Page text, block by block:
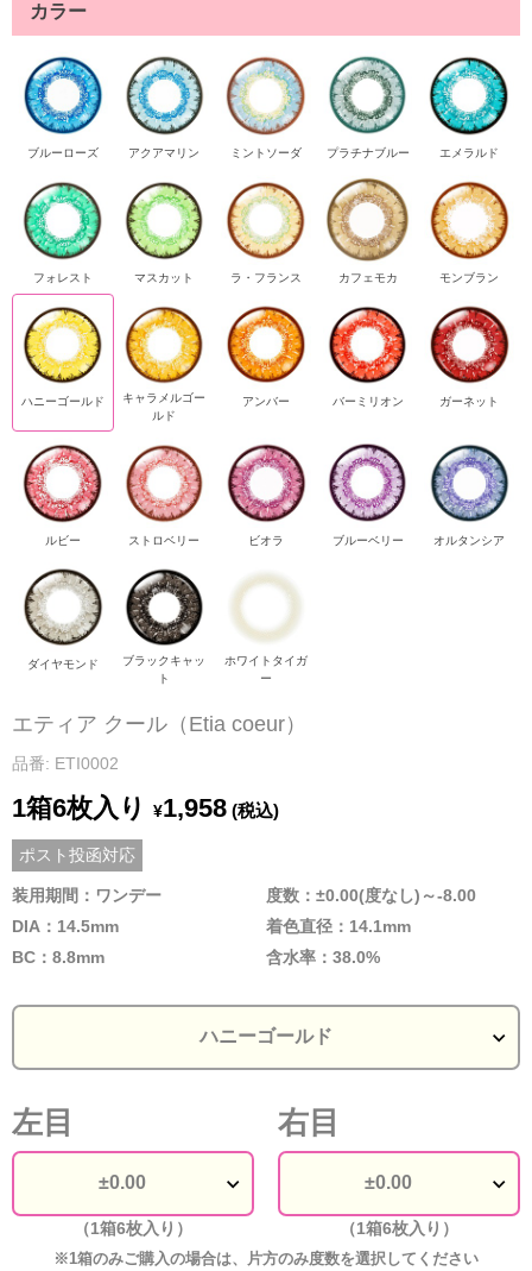
カラー
ブルーローズ アクアマリン ミントソーダ プラチナブルー エメラルド
フォレスト マスカット ラ・フランス カフェモカ モンブラン
ハニーゴールド
キャラメルゴー
ルド
アンバー バーミリオン ガーネット
ルビー ストロベリー ビオラ ブルーベリー オルタンシア
ダイヤモンド
ブラックキャッ
ト
ホワイトタイガ
ー
エティア クール（Etia coeur）
品番: ETI0002
1箱6枚入り ¥1,958 (税込)
ポスト投函対応
装用期間：ワンデー
度数：±0.00(度なし)～-8.00
DIA：14.5mm
着色直径：14.1mm
BC：8.8mm
含水率：38.0%
左目
（1箱6枚入り）
右目
（1箱6枚入り）
※1箱のみご購入の場合は、片方のみ度数を選択してください